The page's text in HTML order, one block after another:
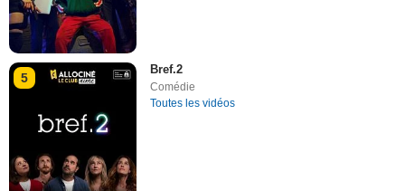
5
Bref.2
Comédie
Toutes les vidéos